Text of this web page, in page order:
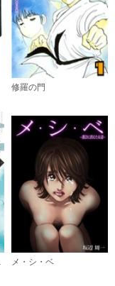
購入する
購入する
購入する
修羅の門
メ・シ・ベ